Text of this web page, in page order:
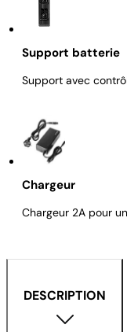
Support batterie
Support avec
Chargeur
Chargeur 2A pour
DESCRIPTION